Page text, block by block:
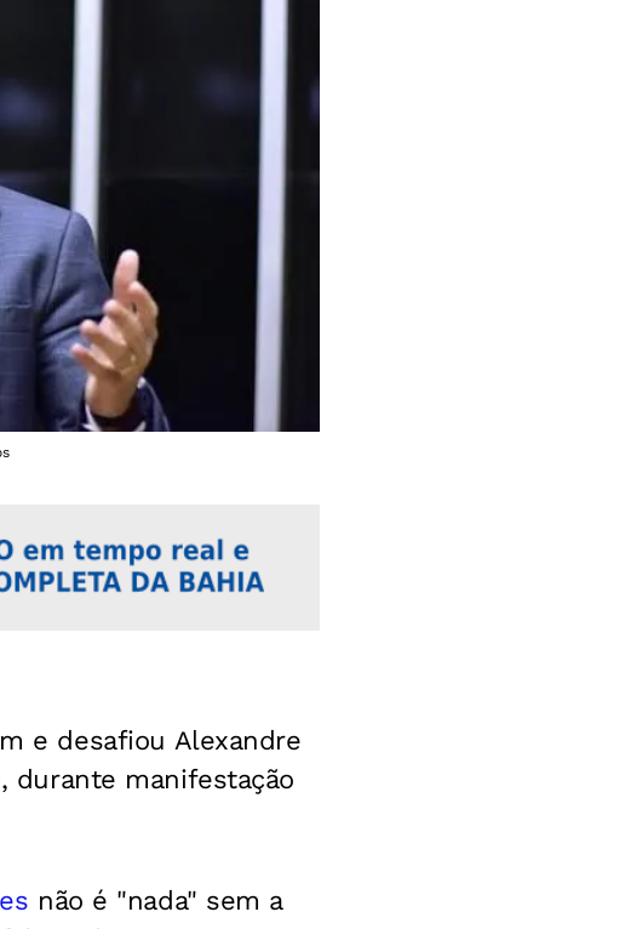
e desafiou Alexandre
durante manifestação
não é "nada" sem a